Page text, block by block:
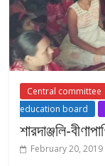
Central committee
education board
শারদাঞ্জলি-
February 20, 2019